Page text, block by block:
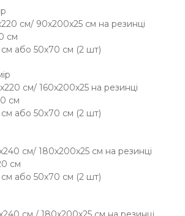
см/ 90х200х25 см на резинці
см
або 50х70 см (2 шт)
см/ 160х200х25 на резинці
см
або 50х70 см (2 шт)
см/ 180х200х25 см на резинці
см
або 50х70 см (2 шт)